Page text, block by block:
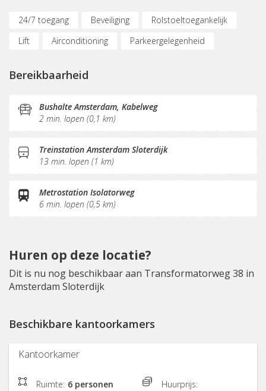
24/7 toegang Beveiliging
Rolstoeltoegankelijk
Lift
Airconditioning
Parkeergelegenheid
Internetmogelijkheden
KVK-inschrijving
Sociaal hart
Pantry
Schoonmaak
Bereikbaarheid
Bushalte Amsterdam, Kabelweg
2 min. lopen (0,1 km)
Treinstation Amsterdam Sloterdijk
13 min. lopen (1 km)
Metrostation Isolatorweg
6 min. lopen (0,5 km)
Huren op deze locatie?
Dit is nu nog beschikbaar aan Transformatorweg 38 in
Amsterdam Sloterdijk
Beschikbare kantoorkamers
Kantoorkamer
Ruimte: 6 personen
Huurprijs: